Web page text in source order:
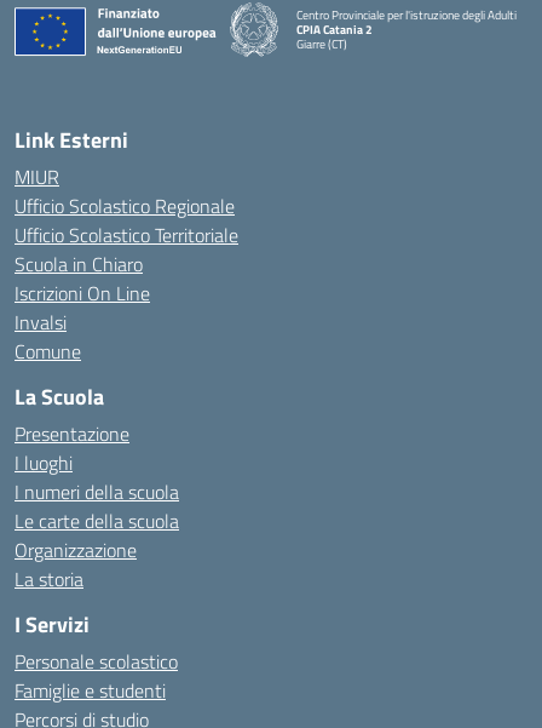
Centro Provinciale per l'istruzione degli Adulti
CPIA Catania 2
Giarre (CT)
Link Esterni
MIUR
Ufficio Scolastico Regionale
Ufficio Scolastico Territoriale
Scuola in Chiaro
Iscrizioni On Line
Invalsi
Comune
La Scuola
Presentazione
I luoghi
I numeri della scuola
Le carte della scuola
Organizzazione
La storia
I Servizi
Personale scolastico
Famiglie e studenti
Percorsi di studio